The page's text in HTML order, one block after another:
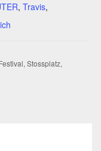
, Travis,
Stossplatz,